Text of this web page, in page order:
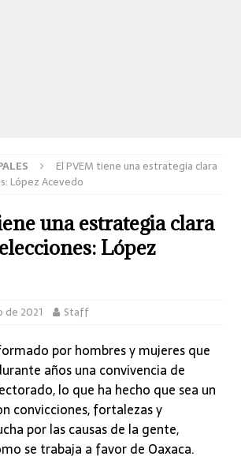
El PVEM tiene una estrategia clara
López Acevedo
una estrategia clara
López
de 2021 Staff
por hombres y mujeres que
años una convivencia de
lo que ha hecho que sea un
convicciones, fortalezas y
por las causas de la gente,
se trabaja a favor de Oaxaca.